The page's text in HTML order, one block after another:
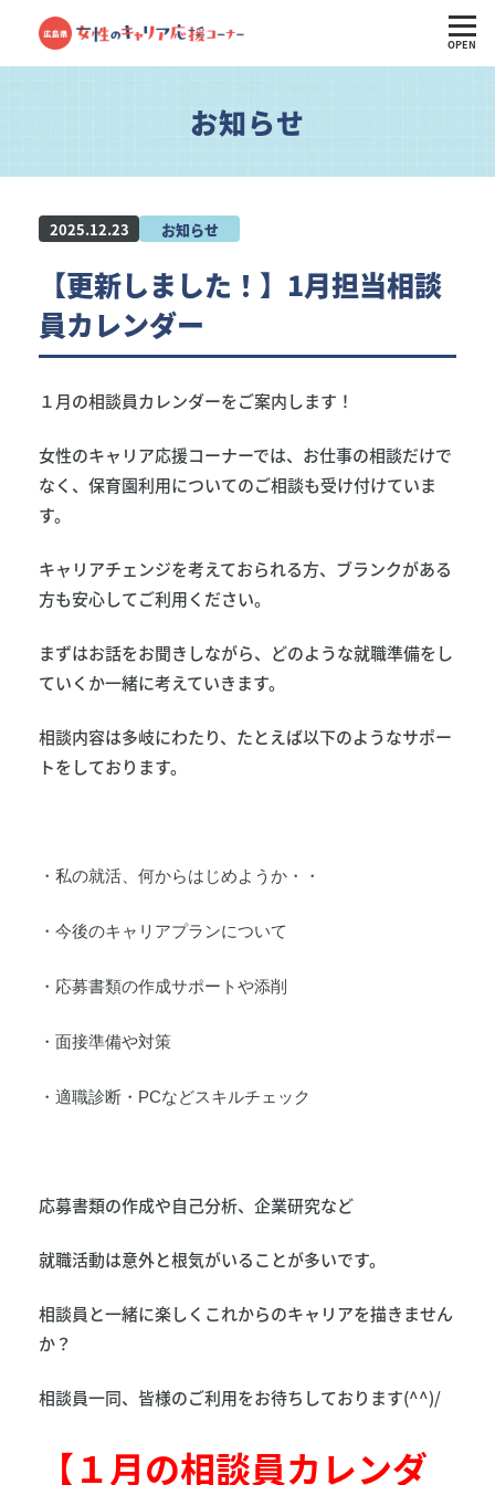
OPEN
お知らせ
2025.12.23 お知らせ
【更新しました！】1月担当相談
員カレンダー
１月の相談員カレンダーをご案内します！
女性のキャリア応援コーナーでは、お仕事の相談だけで
なく、保育園利用についてのご相談も受け付けていま
す。
キャリアチェンジを考えておられる方、ブランクがある
方も安心してご利用ください。
まずはお話をお聞きしながら、どのような就職準備をし
ていくか一緒に考えていきます。
相談内容は多岐にわたり、たとえば以下のようなサポー
トをしております。
・私の就活、何からはじめようか・・
・今後のキャリアプランについて
・応募書類の作成サポートや添削
・面接準備や対策
・適職診断・PCなどスキルチェック
応募書類の作成や自己分析、企業研究など
就職活動は意外と根気がいることが多いです。
相談員と一緒に楽しくこれからのキャリアを描きません
か？
相談員一同、皆様のご利用をお待ちしております(^^)/
【１月の相談員カレンダ